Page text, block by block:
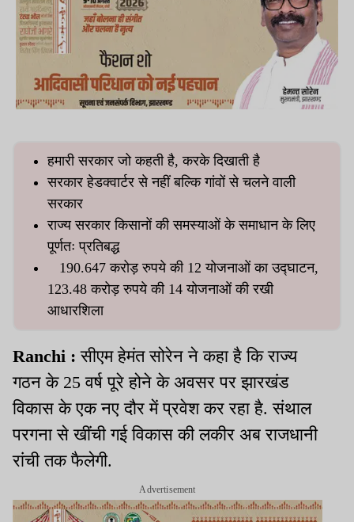
हमारी सरकार जो कहती है, करके दिखाती है
सरकार हेडक्वार्टर से नहीं बल्कि गांवों से चलने वाली
सरकार
राज्य सरकार किसानों की समस्याओं के समाधान के लिए
पूर्णतः प्रतिबद्ध
190.647 करोड़ रुपये की 12 योजनाओं का उद्घाटन,
123.48 करोड़ रुपये की 14 योजनाओं की रखी
आधारशिला
Ranchi :सीएम हेमंत सोरेन ने कहा है कि राज्य
गठन के 25 वर्ष पूरे होने के अवसर पर झारखंड
विकास के एक नए दौर में प्रवेश कर रहा है. संथाल
परगना से खींची गई विकास की लकीर अब राजधानी
रांची तक फैलेगी.
Advertisement